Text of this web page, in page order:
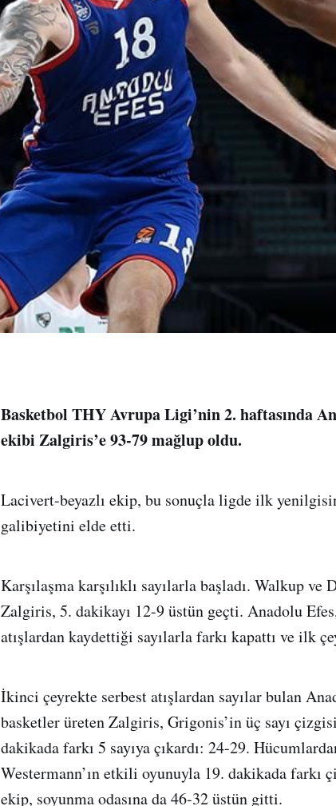
Basketbol THY Avrupa Ligi’nin 2. haftasında
ekibi Zalgiris’e 93-79 mağlup oldu.
Lacivert-beyazlı ekip, bu sonuçla ligde ilk
galibiyetini elde etti.
Karşılaşma karşılıklı sayılarla başladı. Walkup ve
Zalgiris, 5. dakikayı 12-9 üstün geçti. Anadolu
atışlardan kaydettiği sayılarla farkı kapattı ve ilk
İkinci çeyrekte serbest atışlardan sayılar bulan
basketler üreten Zalgiris, Grigonis’in üç sayı
dakikada farkı 5 sayıya çıkardı: 24-29.
Westermann’ın etkili oyunuyla 19. dakikada farkı
ekip, soyunma odasına da 46-32 üstün gitti.